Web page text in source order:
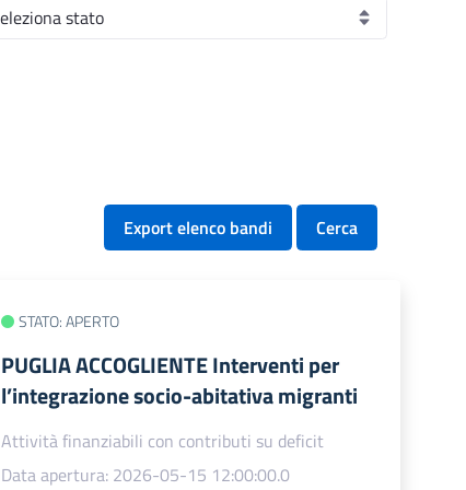
Export elenco bandi Cerca
STATO: APERTO
PUGLIA ACCOGLIENTE Interventi per
l’integrazione socio-abitativa migranti
Attività finanziabili con contributi su deficit
Data apertura: 2026-05-15 12:00:00.0